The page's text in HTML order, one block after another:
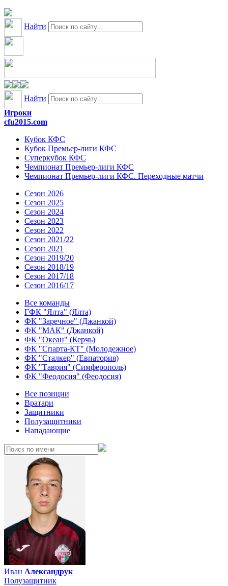
Найти
Найти
Игроки
cfu2015.com
Кубок КФС
Кубок Премьер-лиги КФС
Суперкубок КФС
Чемпионат Премьер-лиги КФС
Чемпионат Премьер-лиги КФС. Переходные матчи
Сезон 2026
Сезон 2025
Сезон 2024
Сезон 2023
Сезон 2022
Сезон 2021/22
Сезон 2021
Сезон 2019/20
Сезон 2018/19
Сезон 2017/18
Сезон 2016/17
Все команды
ГФК "Ялта" (Ялта)
ФК "Заречное" (Джанкой)
ФК "МАК" (Джанкой)
ФК "Океан" (Керчь)
ФК "Спарта-КТ" (Молодежное)
ФК "Сталкер" (Евпатория)
ФК "Таврия" (Симферополь)
ФК "Феодосия" (Феодосия)
Все позиции
Вратари
Защитники
Полузащитники
Нападающие
Иван Александрук
Полузащитник